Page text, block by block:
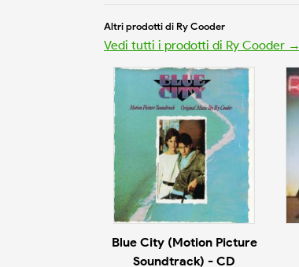
Altri prodotti di Ry Cooder
Vedi tutti i prodotti di Ry Cooder →
Blue City (Motion Picture
Soundtrack) - CD